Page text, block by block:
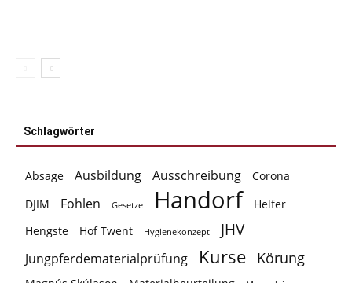
Schlagwörter
Absage Ausbildung Ausschreibung
Corona
DJIM
Fohlen Gesetze Handorf
Helfer
Hengste
Hof Twent Hygienekonzept JHV
Jungpferdematerialprüfung Kurse Körung